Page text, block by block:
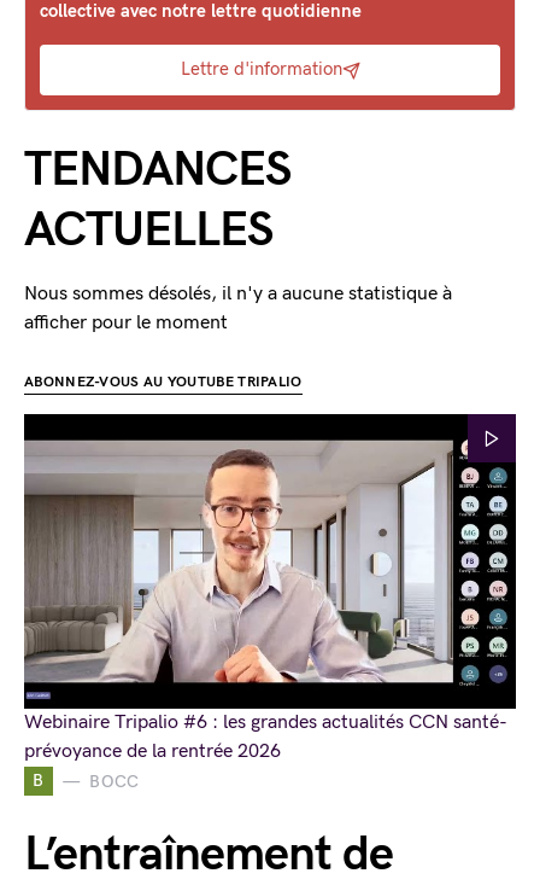
B BOCC
L’entraînement de
collective avec notre lettre quotidienne
Lettre d'information
TENDANCES
ACTUELLES
Nous sommes désolés, il n'y a aucune statistique à
afficher pour le moment
ABONNEZ-VOUS AU YOUTUBE TRIPALIO
Webinaire Tripalio #6 : les grandes actualités CCN santé-
prévoyance de la rentrée 2026